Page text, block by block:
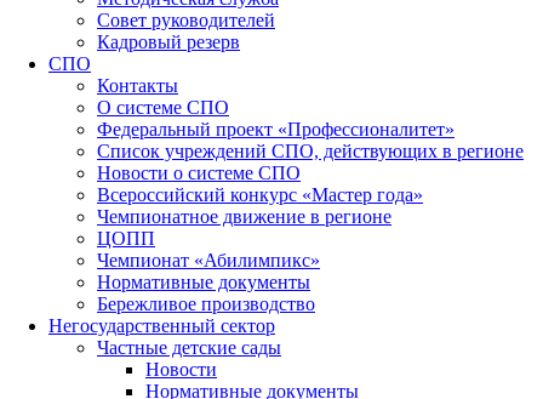
Совет руководителей
Кадровый резерв
СПО
Контакты
О системе СПО
Федеральный проект «Профессионалитет»
Список учреждений СПО, действующих в регионе
Новости о системе СПО
Всероссийский конкурс «Мастер года»
Чемпионатное движение в регионе
ЦОПП
Чемпионат «Абилимпикс»
Нормативные документы
Бережливое производство
Негосударственный сектор
Частные детские сады
Новости
Нормативные документы